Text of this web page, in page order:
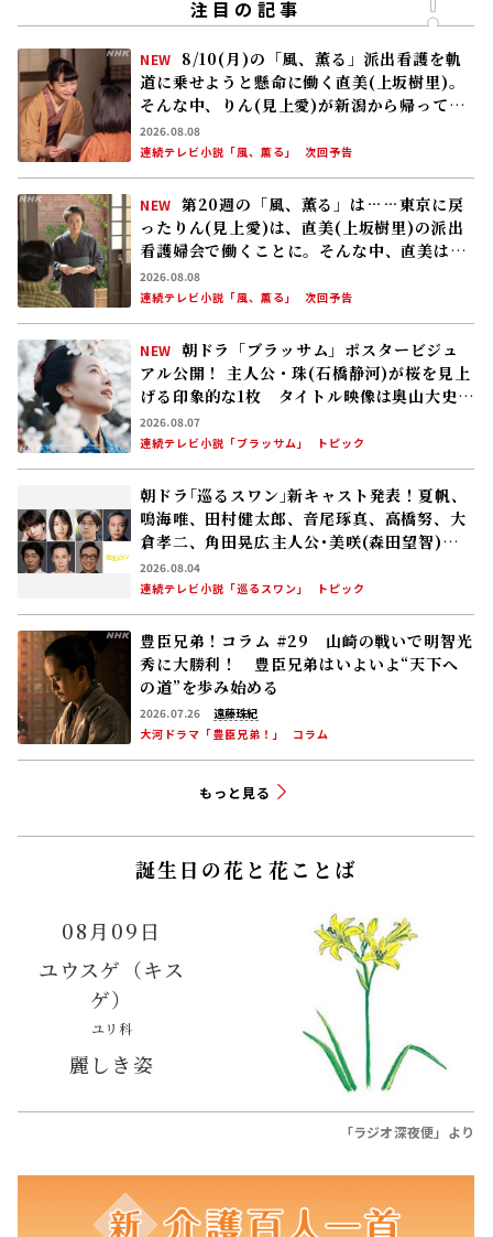
注目の記事
NEW
8/10(月)の「風、薫る」派出看護を軌
道に乗せようと懸命に働く直美(上坂樹里)。
そんな中、りん(見上愛)が新潟から帰ってく
る
2026.08.08
連続テレビ小説「風、薫る」
次回予告
NEW 第20週の「風、薫る」は……東京に戻
ったりん(見上愛)は、直美(上坂樹里)の派出
看護婦会で働くことに。そんな中、直美は自
分の理想とした無償の看護を始める
2026.08.08
連続テレビ小説「風、薫る」
次回予告
NEW 朝ドラ「ブラッサム」ポスタービジュ
アル公開！ 主人公・珠(石橋静河)が桜を見上
げる印象的な1枚 タイトル映像は奥山大史監
督、語りは三條雅幸アナ 2026年度後期放
送
2026.08.07
連続テレビ小説「ブラッサム」
トピック
朝ドラ｢巡るスワン｣新キャスト発表！夏帆、
鳴海唯、田村健太郎、音尾琢真、高橋努、大
倉孝二、角田晃広――主人公･美咲(森田望智)が
交流する警察署の人々 2027年度前期放送
2026.08.04
連続テレビ小説「巡るスワン」
トピック
豊臣兄弟！コラム #29 山崎の戦いで明智光
秀に大勝利！ 豊臣兄弟はいよいよ“天下へ
の道”を歩み始める
2026.07.26
遠藤珠紀
大河ドラマ「豊臣兄弟！」
コラム
もっと見る
誕生日の花と花ことば
08月09日
ユウスゲ（キス
ゲ）
ユリ科
麗しき姿
「ラジオ深夜便」より